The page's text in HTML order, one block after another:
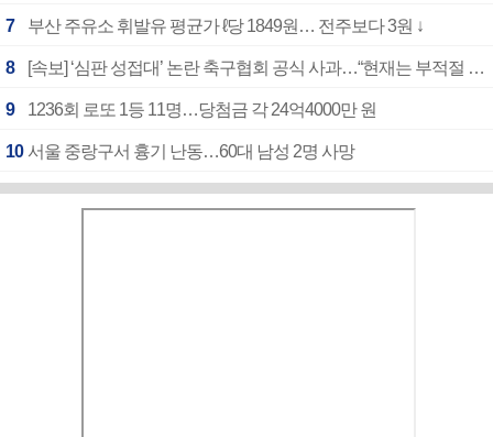
7 부산 주유소 휘발유 평균가 ℓ당 1849원… 전주보다 3원 ↓
8 [속보] ‘심판 성접대’ 논란 축구협회 공식 사과…“현재는 부적절 행위 없어”
9 1236회 로또 1등 11명…당첨금 각 24억4000만 원
10 서울 중랑구서 흉기 난동…60대 남성 2명 사망